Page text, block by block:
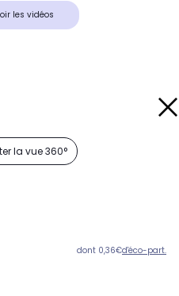
les vidéos
la vue 360°
dont 0,36€d'éco-part.